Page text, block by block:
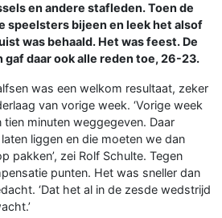
en andere stafleden. Toen de
speelsters bijeen en leek het alsof
was behaald. Het was feest. De
gaf daar ook alle reden toe, 26-23.
was een welkom resultaat, zeker
van vorige week. ‘Vorige week
minuten weggegeven. Daar
liggen en die moeten we dan
pakken’, zei Rolf Schulte. Tegen
punten. Het was sneller dan
‘Dat het al in de zesde wedstrijd